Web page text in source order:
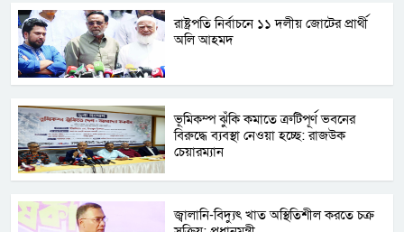
রাষ্ট্রপতি নির্বাচনে ১১ দলীয় জোটের প্রার্থী
অলি আহমদ
ভূমিকম্প ঝুঁকি কমাতে ত্রুটিপূর্ণ ভবনের
বিরুদ্ধে ব্যবস্থা নেওয়া হচ্ছে: রাজউক
চেয়ারম্যান
জ্বালানি-বিদ্যুৎ খাত অস্থিতিশীল করতে চক্র